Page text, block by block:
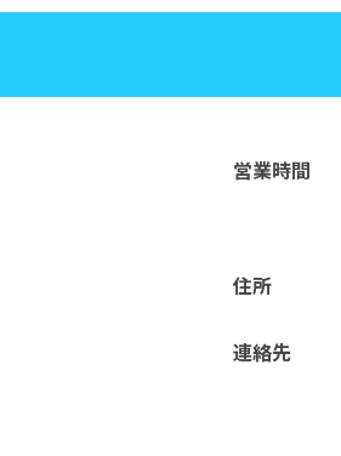
営業時間
住所
連絡先